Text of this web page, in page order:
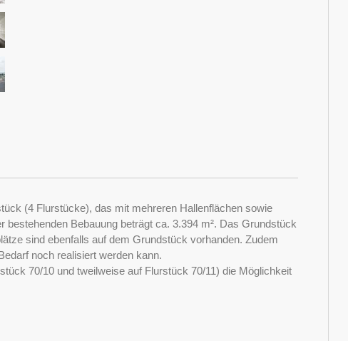
(4 Flurstücke), das mit mehreren Hallenflächen sowie
Bebauung beträgt ca. 3.394 m². Das Grundstück
sind ebenfalls auf dem Grundstück vorhanden. Zudem
noch realisiert werden kann.
70/10 und tweilweise auf Flurstück 70/11) die Möglichkeit